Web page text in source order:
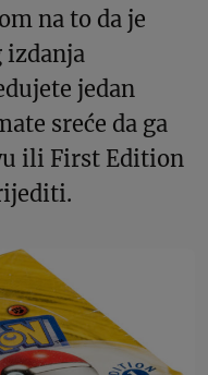
na to da je
izdanja
jedan
sreće da ga
ili First Edition